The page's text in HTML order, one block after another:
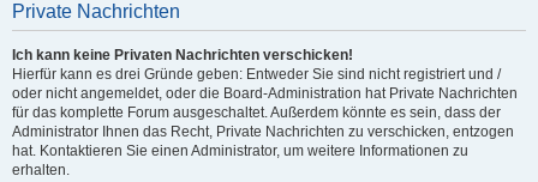
Private Nachrichten
Ich kann keine Privaten Nachrichten verschicken!
Hierfür kann es drei Gründe geben: Entweder Sie sind nicht registriert und /
oder nicht angemeldet, oder die Board-Administration hat Private Nachrichten
für das komplette Forum ausgeschaltet. Außerdem könnte es sein, dass der
Administrator Ihnen das Recht, Private Nachrichten zu verschicken, entzogen
hat. Kontaktieren Sie einen Administrator, um weitere Informationen zu
erhalten.